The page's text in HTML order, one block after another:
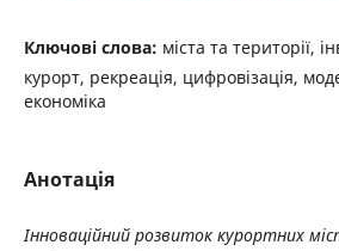
Ключові слова: міста та території,
курорт, рекреація, цифровізація,
економіка
Анотація
Інноваційний розвиток курортних